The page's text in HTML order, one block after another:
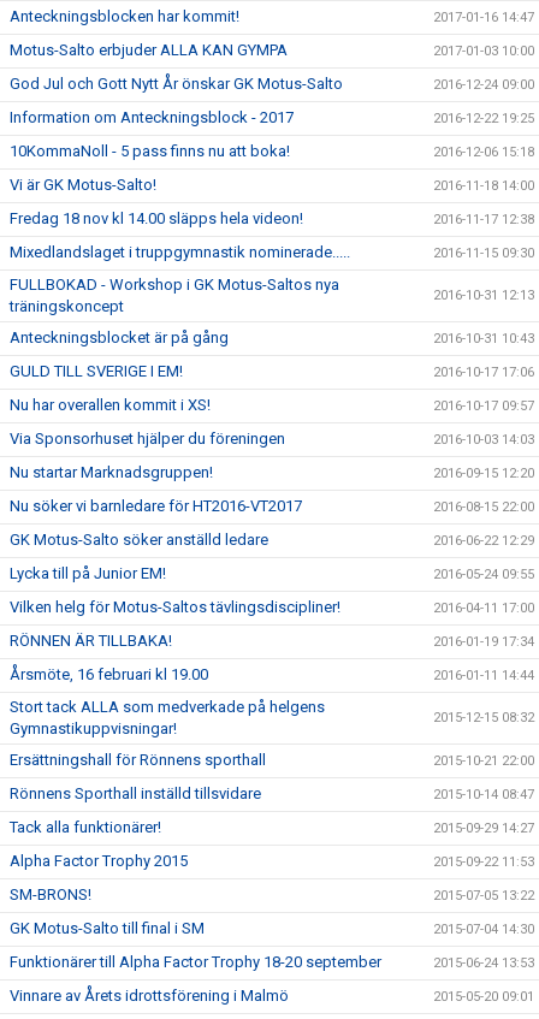
Anteckningsblocken har kommit! 2017-01-16 14:47
Motus-Salto erbjuder ALLA KAN GYMPA 2017-01-03 10:00
God Jul och Gott Nytt År önskar GK Motus-Salto 2016-12-24 09:00
Information om Anteckningsblock - 2017 2016-12-22 19:25
10KommaNoll - 5 pass finns nu att boka! 2016-12-06 15:18
Vi är GK Motus-Salto! 2016-11-18 14:00
Fredag 18 nov kl 14.00 släpps hela videon! 2016-11-17 12:38
Mixedlandslaget i truppgymnastik nominerade..... 2016-11-15 09:30
FULLBOKAD - Workshop i GK Motus-Saltos nya
träningskoncept
2016-10-31 12:13
Anteckningsblocket är på gång 2016-10-31 10:43
GULD TILL SVERIGE I EM! 2016-10-17 17:06
Nu har overallen kommit i XS! 2016-10-17 09:57
Via Sponsorhuset hjälper du föreningen 2016-10-03 14:03
Nu startar Marknadsgruppen! 2016-09-15 12:20
Nu söker vi barnledare för HT2016-VT2017 2016-08-15 22:00
GK Motus-Salto söker anställd ledare 2016-06-22 12:29
Lycka till på Junior EM! 2016-05-24 09:55
Vilken helg för Motus-Saltos tävlingsdiscipliner! 2016-04-11 17:00
RÖNNEN ÄR TILLBAKA! 2016-01-19 17:34
Årsmöte, 16 februari kl 19.00 2016-01-11 14:44
Stort tack ALLA som medverkade på helgens
Gymnastikuppvisningar!
2015-12-15 08:32
Ersättningshall för Rönnens sporthall 2015-10-21 22:00
Rönnens Sporthall inställd tillsvidare 2015-10-14 08:47
Tack alla funktionärer! 2015-09-29 14:27
Alpha Factor Trophy 2015 2015-09-22 11:53
SM-BRONS! 2015-07-05 13:22
GK Motus-Salto till final i SM 2015-07-04 14:30
Funktionärer till Alpha Factor Trophy 18-20 september 2015-06-24 13:53
Vinnare av Årets idrottsförening i Malmö 2015-05-20 09:01